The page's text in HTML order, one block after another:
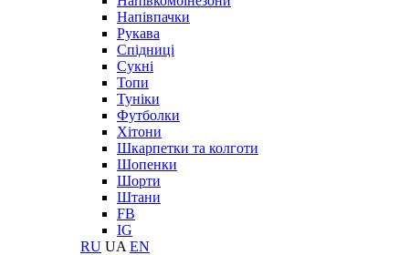
Напівпачки
Рукава
Спідниці
Сукні
Топи
Туніки
Футболки
Хітони
Шкарпетки та колготи
Шопенки
Шорти
Штани
FB
IG
RU UA EN